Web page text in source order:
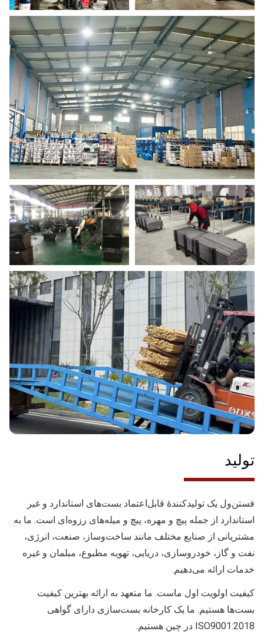
تولید
فستن‌ول یک تولیدکنندهٔ قابل‌اعتماد بست‌های استاندارد و غیر
استاندارد از جمله پیچ و مهره، پیچ و میله‌های رزوه‌ای است. ما به
مشتریانی از صنایع مختلف مانند ساخت‌وساز، صنعت، انرژی،
نفت و گاز، خودروسازی، دریایی، تهویه مطبوع، مبلمان و غیره
خدمات ارائه می‌دهیم.
کیفیت اولویت اول ماست. ما متعهد به ارائه بهترین کیفیت
بست‌ها هستیم. ما یک کارخانه بست‌سازی دارای گواهی
ISO9001:2018 در چین هستیم.